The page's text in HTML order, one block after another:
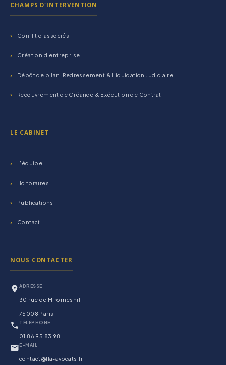
CHAMPS D'INTERVENTION
Conflit d'associés
Création d'entreprise
Dépôt de bilan, Redressement & Liquidation Judiciaire
Recouvrement de Créance & Exécution de Contrat
LE CABINET
L'équipe
Honoraires
Publications
Contact
NOUS CONTACTER
ADRESSE
30 rue de Miromesnil
75008 Paris
TÉLÉPHONE
01 86 95 83 98
E-MAIL
contact@lla-avocats.fr